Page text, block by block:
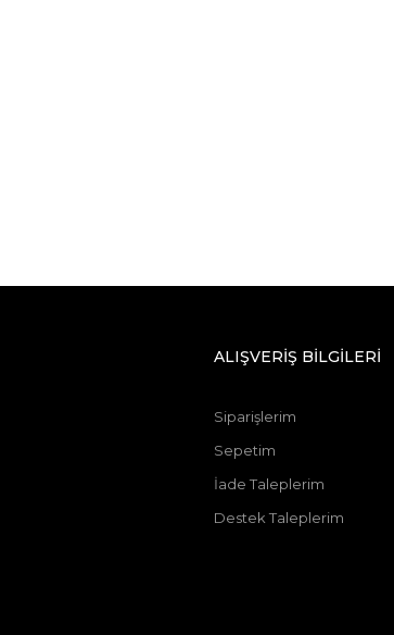
ALIŞVERİŞ BİLGİLERİ
Siparişlerim
Sepetim
İade Taleplerim
Destek Taleplerim